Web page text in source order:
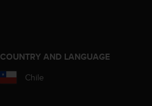
COUNTRY AND LANGUAGE
Chile